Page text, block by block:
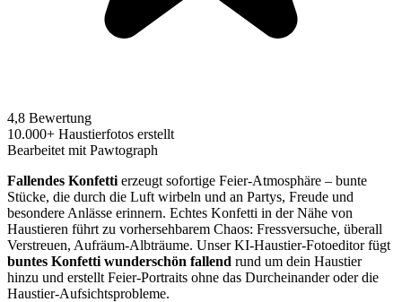
4,8 Bewertung
10.000+ Haustierfotos erstellt
Bearbeitet mit Pawtograph
Fallendes Konfetti erzeugt sofortige Feier-Atmosphäre – bunte
Stücke, die durch die Luft wirbeln und an Partys, Freude und
besondere Anlässe erinnern. Echtes Konfetti in der Nähe von
Haustieren führt zu vorhersehbarem Chaos: Fressversuche, überall
Verstreuen, Aufräum-Albträume. Unser KI-Haustier-Fotoeditor fügt
buntes Konfetti wunderschön fallend rund um dein Haustier
hinzu und erstellt Feier-Portraits ohne das Durcheinander oder die
Haustier-Aufsichtsprobleme.